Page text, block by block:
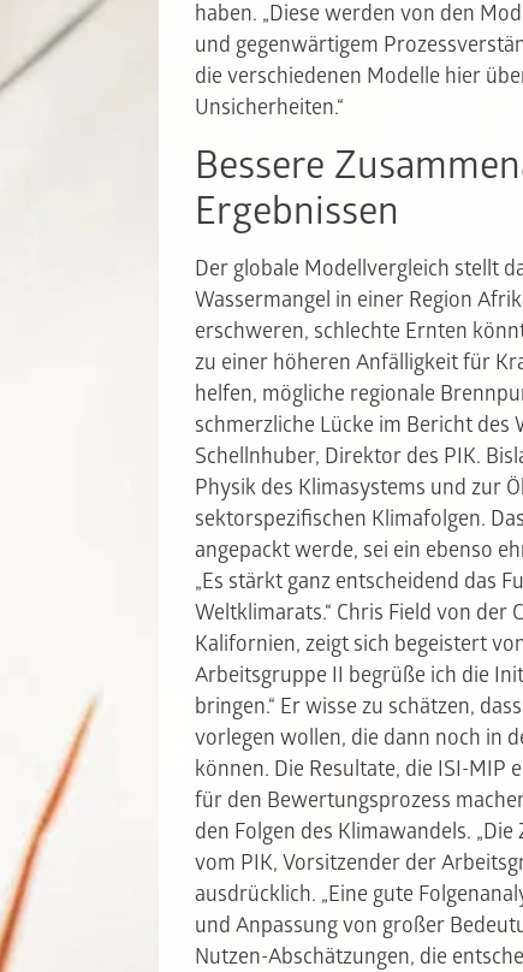
haben. „Diese werden von den
und gegenwärtigem
die verschiedenen Modelle hier
Unsicherheiten.“
Bessere
Ergebnissen
Der globale Modellvergleich stellt
Wassermangel in einer Region
erschweren, schlechte Ernten
zu einer höheren Anfälligkeit für
helfen, mögliche regionale
schmerzliche Lücke im Bericht des
Schellnhuber, Direktor des PIK.
Physik des Klimasystems und zur
sektorspezifischen Klimafolgen.
angepackt werde, sei ein ebenso
„Es stärkt ganz entscheidend das
Weltklimarats.“ Chris Field von
Kalifornien, zeigt sich begeistert
Arbeitsgruppe II begrüße ich die
bringen.“ Er wisse zu schätzen,
vorlegen wollen, die dann noch in
können. Die Resultate, die ISI-MIP
für den Bewertungsprozess
den Folgen des Klimawandels.
vom PIK, Vorsitzender der
ausdrücklich. „Eine gute
und Anpassung von großer
Nutzen-Abschätzungen, die